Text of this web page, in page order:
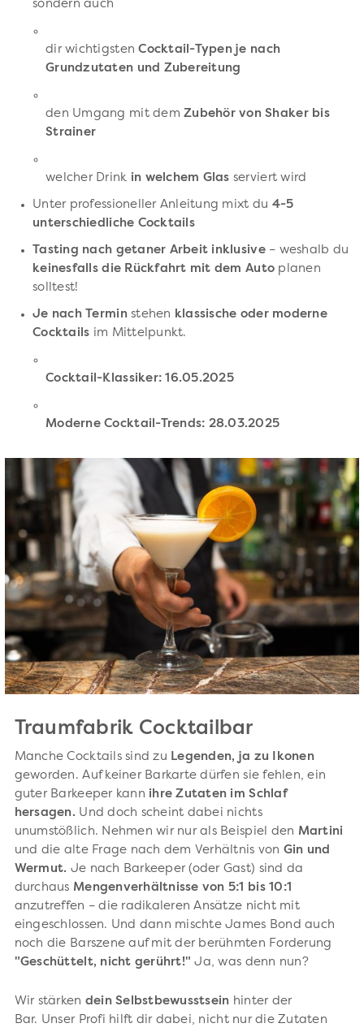
sondern auch
dir wichtigstenCocktail-Typen je nach
Grundzutaten und Zubereitung
den Umgang mit demZubehör von Shaker bis
Strainer
welcher Drink in welchem Glas serviert wird
Unter professioneller Anleitung mixt du 4-5
unterschiedliche Cocktails
Tasting nach getaner Arbeit inklusive– weshalb du
keinesfalls die Rückfahrt mit dem Auto planen
solltest!
Je nach Terminstehen klassische oder moderne
Cocktails im Mittelpunkt.
Cocktail-Klassiker: 16.05.2025
Moderne Cocktail-Trends: 28.03.2025
Traumfabrik Cocktailbar
Manche Cocktails sind zu Legenden, ja zu Ikonen
geworden. Auf keiner Barkarte dürfen sie fehlen, ein
guter Barkeeper kann ihre Zutaten im Schlaf
hersagen. Und doch scheint dabei nichts
unumstößlich. Nehmen wir nur als Beispiel den Martini
und die alte Frage nach dem Verhältnis von Gin und
Wermut. Je nach Barkeeper (oder Gast) sind da
durchaus Mengenverhältnisse von 5:1 bis 10:1
anzutreffen – die radikaleren Ansätze nicht mit
eingeschlossen. Und dann mischte James Bond auch
noch die Barszene auf mit der berühmten Forderung
"Geschüttelt, nicht gerührt!" Ja, was denn nun?
Wir stärken dein Selbstbewusstsein hinter der
Bar. Unser Profi hilft dir dabei, nicht nur die Zutaten